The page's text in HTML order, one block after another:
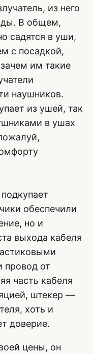
из него
В общем,
садятся в уши,
с посадкой,
им такие
наушников.
из ушей, так
в ушах
обеспечили
но и
выхода кабеля
от
часть кабеля
штекер —
хоть и
доверие.
цены, он